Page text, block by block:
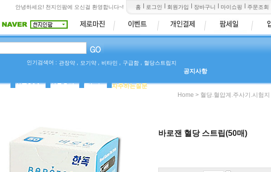
안녕하세요! 천지인팜에 오신걸 환영합니다~! 홈 로그인 회원가입 장바구니 마이쇼핑 주문조회
인기검색어 : 관장약 모기약 비타민 구급함 혈당스트립지
공지사항
상품Q&A 사용후기 팜뉴스
자주하는질문
Home > 혈당.혈압계.주사기.시험지
바로잰 혈당 스트립(50매)